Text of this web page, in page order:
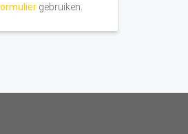
gebruiken.